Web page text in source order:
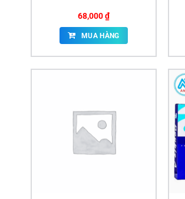
68,000₫
MUA HÀNG